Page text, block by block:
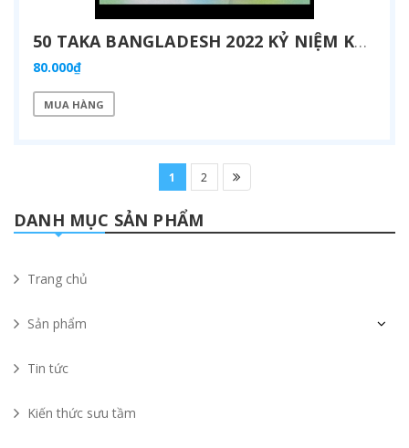
50 TAKA BANGLADESH 2022 KỶ NIỆM KHÁNH THÀNH TUYẾN METRO DHAKA
80.000₫
MUA HÀNG
1 2
DANH MỤC SẢN PHẨM
Trang chủ
Sản phẩm
Tin tức
Kiến thức sưu tầm